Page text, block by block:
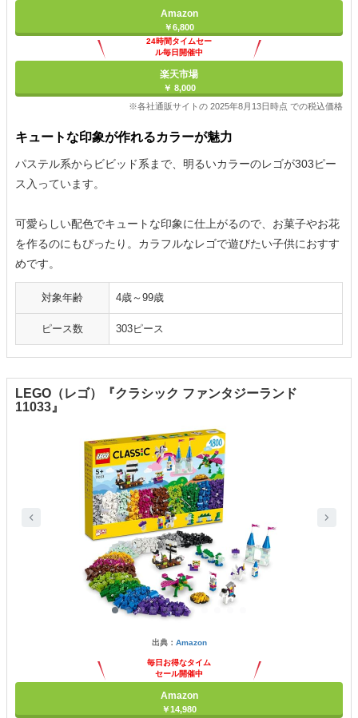
Amazon
￥6,800
24時間タイムセー
ル毎日開催中
楽天市場
￥ 8,000
※各社通販サイトの 2025年8月13日時点 での税込価格
キュートな印象が作れるカラーが魅力
パステル系からビビッド系まで、明るいカラーのレゴが303ピー
ス入っています。
可愛らしい配色でキュートな印象に仕上がるので、お菓子やお花
を作るのにもぴったり。カラフルなレゴで遊びたい子供におすす
めです。
対象年齢 4歳～99歳
ピース数 303ピース
LEGO（レゴ）『クラシック ファンタジーランド
11033』
出典： Amazon
毎日お得なタイム
セール開催中
Amazon
￥14,980